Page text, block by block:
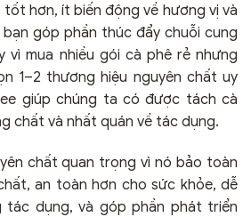
hơn, ít biến động về hương vị và
góp phần thúc đẩy chuỗi cung
vì mua nhiều gói cà phê rẻ nhưng
1–2 thương hiệu nguyên chất uy
giúp chúng ta có được tách cà
chất và nhất quán về tác dụng.
chất quan trọng vì nó bảo toàn
an toàn hơn cho sức khỏe, dễ
tác dụng, và góp phần phát triển